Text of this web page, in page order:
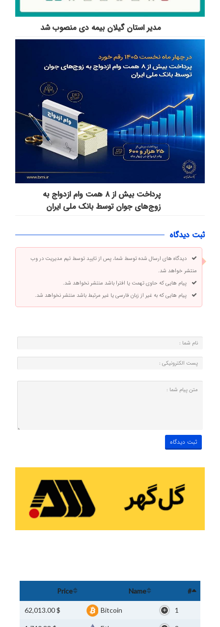
مدیر استان گیلان بیمه دی منصوب شد
پرداخت بیش از ۸ همت وام ازدواج به
زوج‌های جوان توسط بانک ملی ایران
ثبت دیدگاه
دیدگاه های ارسال شده توسط شما، پس از تایید توسط تیم مدیریت در وب
منتشر خواهد شد.
پیام هایی که حاوی تهمت یا افترا باشد منتشر نخواهد شد.
پیام هایی که به غیر از زبان فارسی یا غیر مرتبط باشد منتشر نخواهد شد.
#
Name
Price
1
Bitcoin
$ 62,013.00